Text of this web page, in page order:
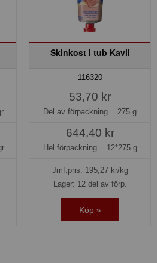
Skinkost i tub Kavli
116320
53,70 kr
Del av förpackning = 275 g
644,40 kr
Hel förpackning = 12*275 g
Jmf.pris: 195,27kr/kg
Lager: 12 del av förp.
Köp »